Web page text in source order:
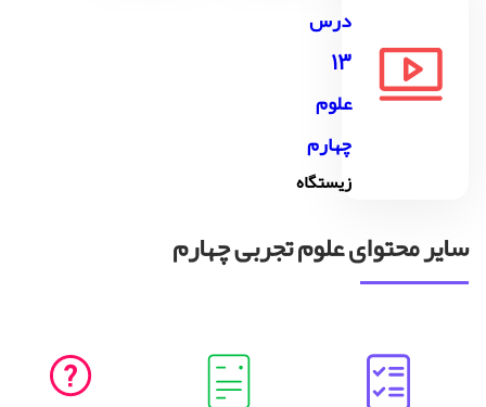
درس
13
علوم
چهارم
زیستگاه
سایر محتوای علوم تجربی چهارم